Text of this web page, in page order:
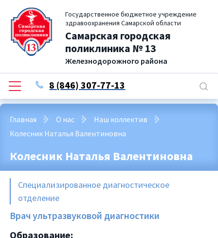
Государственное бюджетное учреждение
здравоохранения Самарской области
Самарская городская
поликлиника № 13
Железнодорожного района
8 (846) 307-77-13
Главная О нас
Наш коллектив
Колесник Наталья Валентиновна
Колесник Наталья Валентиновна
Специализированное диагностическое
отделение
Врач ультразвуковой диагностики
Образование: